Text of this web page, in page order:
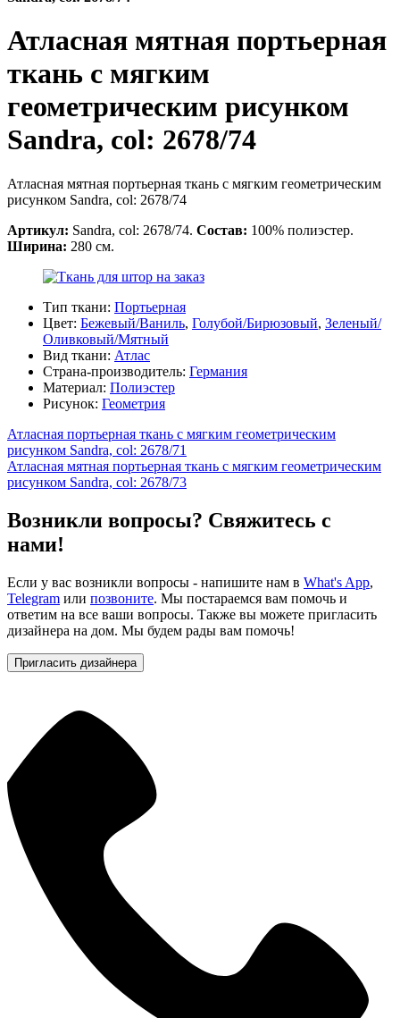
Атласная мятная портьерная
ткань с мягким
геометрическим рисунком
Sandra, col: 2678/74
Атласная мятная портьерная ткань с мягким геометрическим
рисунком Sandra, col: 2678/74
Артикул: Sandra, col: 2678/74. Состав: 100% полиэстер.
Ширина: 280 см.
Тип ткани: Портьерная
Цвет: Бежевый/Ваниль, Голубой/Бирюзовый, Зеленый/
Оливковый/Мятный
Вид ткани: Атлас
Страна-производитель: Германия
Материал: Полиэстер
Рисунок: Геометрия
Атласная портьерная ткань с мягким геометрическим
рисунком Sandra, col: 2678/71
Атласная мятная портьерная ткань с мягким геометрическим
рисунком Sandra, col: 2678/73
Возникли вопросы? Свяжитесь с
нами!
Если у вас возникли вопросы - напишите нам в What's App,
Telegram или позвоните. Мы постараемся вам помочь и
ответим на все ваши вопросы. Также вы можете пригласить
дизайнера на дом. Мы будем рады вам помочь!
Пригласить дизайнера